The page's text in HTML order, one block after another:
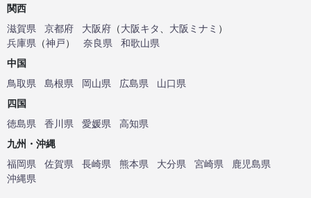
関西
滋賀県
京都府 大阪府 （大阪キタ 大阪ミナミ ）
兵庫県 （神戸） 奈良県
和歌山県
中国
鳥取県
島根県 岡山県 広島県
山口県
四国
徳島県
香川県 愛媛県
高知県
九州・沖縄
福岡県
佐賀県 長崎県 熊本県 大分県 宮崎県
鹿児島県
沖縄県